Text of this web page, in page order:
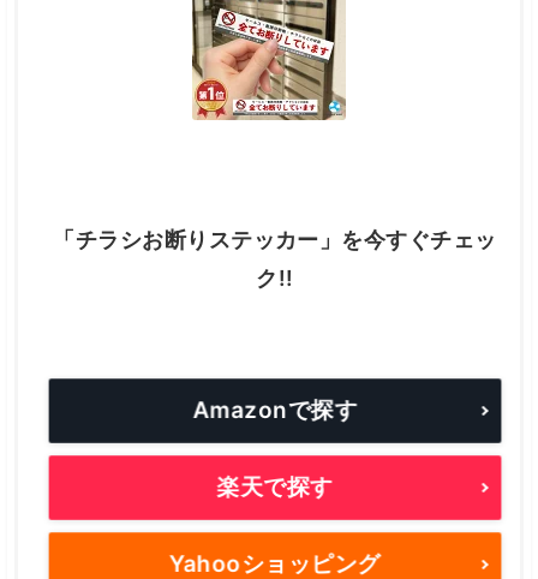
「チラシお断りステッカー」を今すぐチェッ
ク!!
Amazonで探す
楽天で探す
Yahooショッピング